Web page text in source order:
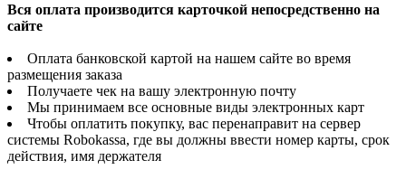
Вся оплата производится карточкой непосредственно на
сайте
Оплата банковской картой на нашем сайте во время
размещения заказа
Получаете чек на вашу электронную почту
Мы принимаем все основные виды электронных карт
Чтобы оплатить покупку, вас перенаправит на сервер
системы Robokassa, где вы должны ввести номер карты, срок
действия, имя держателя